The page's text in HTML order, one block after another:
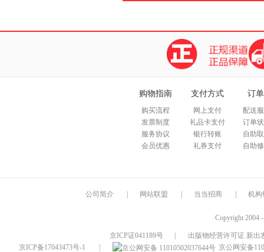
购物指南
购买流程
发票制度
服务协议
会员优惠
支付方式
网上支付
礼品卡支付
银行转账
礼券支付
订
配送
订单
自助
自助
公司简介 网站联盟 当当招商 机构
Copyright 2004
京ICP证041189号
出版物经营许可证 新出
京ICP备17043473号-1
京公网安备